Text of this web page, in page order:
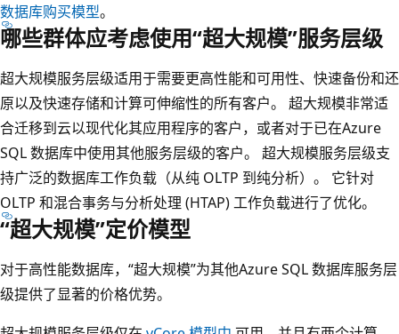
数据库购买模型。
哪些群体应考虑使用“超大规模”服务层级
超大规模服务层级适用于需要更高性能和可用性、快速备份和还
原以及快速存储和计算可伸缩性的所有客户。 超大规模非常适
合迁移到云以现代化其应用程序的客户，或者对于已在Azure
SQL 数据库中使用其他服务层级的客户。 超大规模服务层级支
持广泛的数据库工作负载（从纯 OLTP 到纯分析）。 它针对
OLTP 和混合事务与分析处理 (HTAP) 工作负载进行了优化。
“超大规模”定价模型
对于高性能数据库，“超大规模”为其他Azure SQL 数据库服务层
级提供了显著的价格优势。